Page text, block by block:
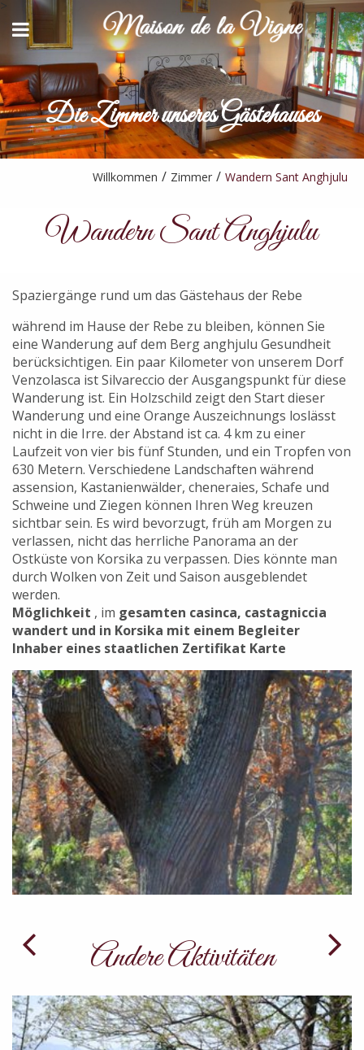
BACK
UNSER GÄSTETISCH
AUFENTHALTE UND AKTIVITÄTEN
YOUTUBE
PARTNER
BACK
KONTAKT UND ZUGANG
ANFRAGE NACH VERFÜGBARKEIT
>
Die Zimmer unseres Gästehauses
Willkommen Zimmer Wandern Sant Anghjulu
Wandern Sant Anghjulu
Spaziergänge rund um das Gästehaus der Rebe
während im Hause der Rebe zu bleiben, können Sie
eine Wanderung auf dem Berg anghjulu Gesundheit
berücksichtigen. Ein paar Kilometer von unserem Dorf
Venzolasca ist Silvareccio der Ausgangspunkt für diese
Wanderung ist. Ein Holzschild zeigt den Start dieser
Wanderung und eine Orange Auszeichnungs loslässt
nicht in die Irre. der Abstand ist ca. 4 km zu einer
Laufzeit von vier bis fünf Stunden, und ein Tropfen von
630 Metern. Verschiedene Landschaften während
assension, Kastanienwälder, cheneraies, Schafe und
Schweine und Ziegen können Ihren Weg kreuzen
sichtbar sein. Es wird bevorzugt, früh am Morgen zu
verlassen, nicht das herrliche Panorama an der
Ostküste von Korsika zu verpassen. Dies könnte man
durch Wolken von Zeit und Saison ausgeblendet
werden.
Möglichkeit , im gesamten casinca, castagniccia
wandert und in Korsika mit einem Begleiter
Inhaber eines staatlichen Zertifikat Karte
Andere Aktivitäten